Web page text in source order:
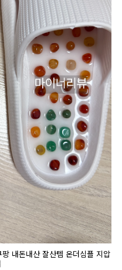
내돈내산 잘산템 온더심플 지압